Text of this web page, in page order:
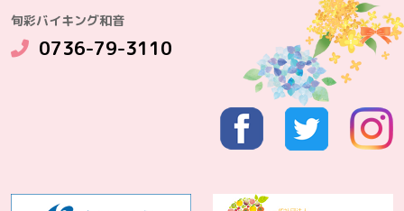
旬彩バイキング和音
0736-79-3110